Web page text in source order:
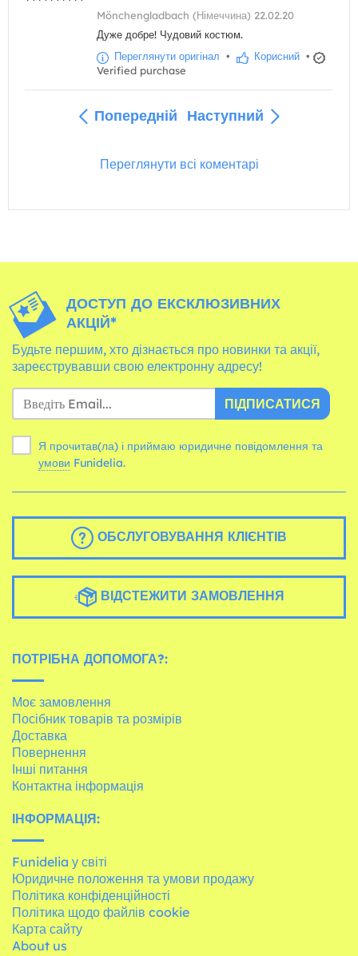
Mönchengladbach (Німеччина) 22.02.20
Дуже добре! Чудовий костюм.
Переглянути оригінал • Корисний •
Verified purchase
Попередній Наступний
Переглянути всі коментарі
ДОСТУП ДО ЕКСКЛЮЗИВНИХ
АКЦІЙ*
Будьте першим, хто дізнається про новинки та акції,
зареєструвавши свою електронну адресу!
ПІДПИСАТИСЯ
Я прочитав(ла) і приймаю юридичне повідомлення та
умови Funidelia.
ОБСЛУГОВУВАННЯ КЛІЄНТІВ
ВІДСТЕЖИТИ ЗАМОВЛЕННЯ
ПОТРІБНА ДОПОМОГА?:
Моє замовлення
Посібник товарів та розмірів
Доставка
Повернення
Інші питання
Контактна інформація
ІНФОРМАЦІЯ:
Funidelia у світі
Юридичне положення та умови продажу
Політика конфіденційності
Політика щодо файлів cookie
Карта сайту
About us